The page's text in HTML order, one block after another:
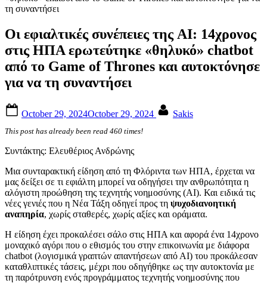
Οι εφιαλτικές συνέπειες της AI: 14χρονος
στις ΗΠΑ ερωτεύτηκε «θηλυκό» chatbot
από το Game of Thrones και αυτοκτόνησε
για να τη συναντήσει
on
October 29, 2024October 29, 2024 Sakis
This post has already been read 460 times!
Συντάκτης: Ελευθέριος Ανδρώνης
Μια συνταρακτική είδηση από τη Φλόριντα των ΗΠΑ, έρχεται να
μας δείξει σε τι εφιάλτη μπορεί να οδηγήσει την ανθρωπότητα η
αλόγιστη προώθηση της τεχνητής νοημοσύνης (ΑΙ). Και ειδικά τις
νέες γενιές που η Νέα Τάξη οδηγεί προς τη ψυχοδιανοητική
αναπηρία, χωρίς σταθερές, χωρίς αξίες και οράματα.
Η είδηση έχει προκαλέσει σάλο στις ΗΠΑ και αφορά ένα 14χρονο
μοναχικό αγόρι που ο εθισμός του στην επικοινωνία με διάφορα
chatbot (λογισμικά γραπτών απαντήσεων από ΑΙ) του προκάλεσαν
καταθλιπτικές τάσεις, μέχρι που οδηγήθηκε ως την αυτοκτονία με
τη παρότρυνση ενός προγράμματος τεχνητής νοημοσύνης που